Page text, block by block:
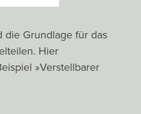
die Grundlage für das
Hier
»Verstellbarer